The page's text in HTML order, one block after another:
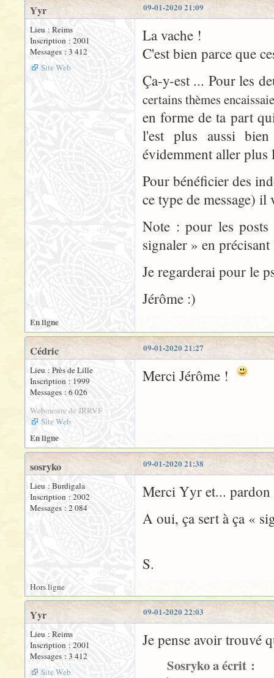
09-01-2020 21:09
Yyr
Lieu : Reims
Inscription : 2001
Messages : 3 412
Site Web
La vache !
C'est bien parce que
Ça-y-est ... Pour les
certains thèmes
en forme de ta part
l'est plus aussi
évidemment aller plus
Pour bénéficier des
ce type de message) il
Note : pour les
signaler » en
Je regarderai pour le
Jérôme :)
En ligne
09-01-2020 21:27
Cédric
Lieu : Près de Lille
Inscription : 1999
Messages : 6 026
Webmestre de JRRVF
Site Web
Merci Jérôme !
En ligne
09-01-2020 21:38
sosryko
Lieu : Burdigala
Inscription : 2002
Messages : 2 084
Merci Yyr et... pardon
A oui, ça sert à ça «
S.
Hors ligne
09-01-2020 22:03
Yyr
Lieu : Reims
Inscription : 2001
Messages : 3 412
Site Web
Je pense avoir trouvé
Sosryko a écrit :